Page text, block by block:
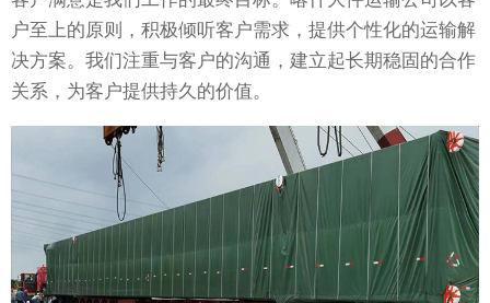
户至上的原则，积极倾听客户需求，提供个性化的运输解
决方案。我们注重与客户的沟通，建立起长期稳固的合作
关系，为客户提供持久的价值。